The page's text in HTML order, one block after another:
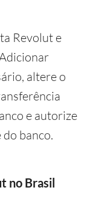
Revolut e
altere o
e autorize
banco.
no Brasil